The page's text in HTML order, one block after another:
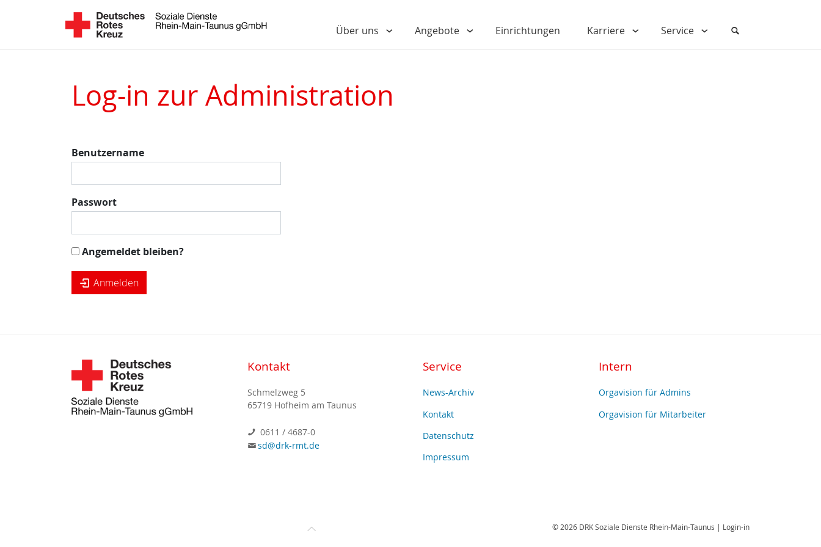
Über uns Angebote Einrichtungen Karriere Service
Log-in zur Administration
Benutzername
Passwort
Angemeldet bleiben?
Anmelden
Kontakt
Schmelzweg 5
65719 Hofheim am Taunus
0611 / 4687-0
sd@drk-rmt.de
Service
News-Archiv
Kontakt
Datenschutz
Impressum
Intern
Orgavision für Admins
Orgavision für Mitarbeiter
© 2026 DRK Soziale Dienste Rhein-Main-Taunus | Login-in